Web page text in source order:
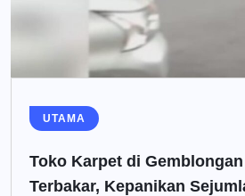
UTAMA
Toko Karpet di
Terbakar, Kepanikan